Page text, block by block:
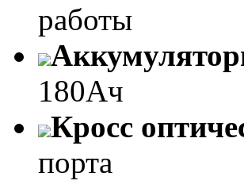
работы
180Ач
Кросс
порта